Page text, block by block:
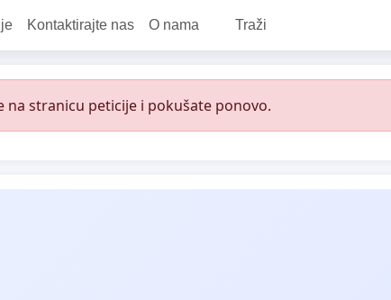
Kontaktirajte nas O nama Traži
na stranicu peticije i pokušate ponovo.